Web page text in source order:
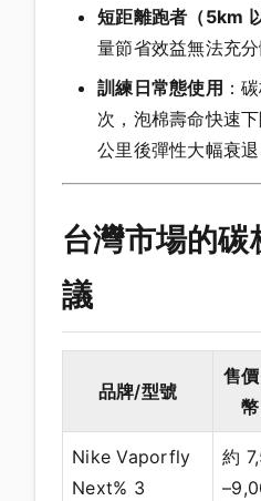
短距離跑者（5km
量節省效益無法充
訓練日常態使用 ：
次，泡棉壽命快速
公里後彈性大幅衰退
台灣市場的碳
議
品牌/型號
售
幣
Nike Vaporfly
Next% 3
約